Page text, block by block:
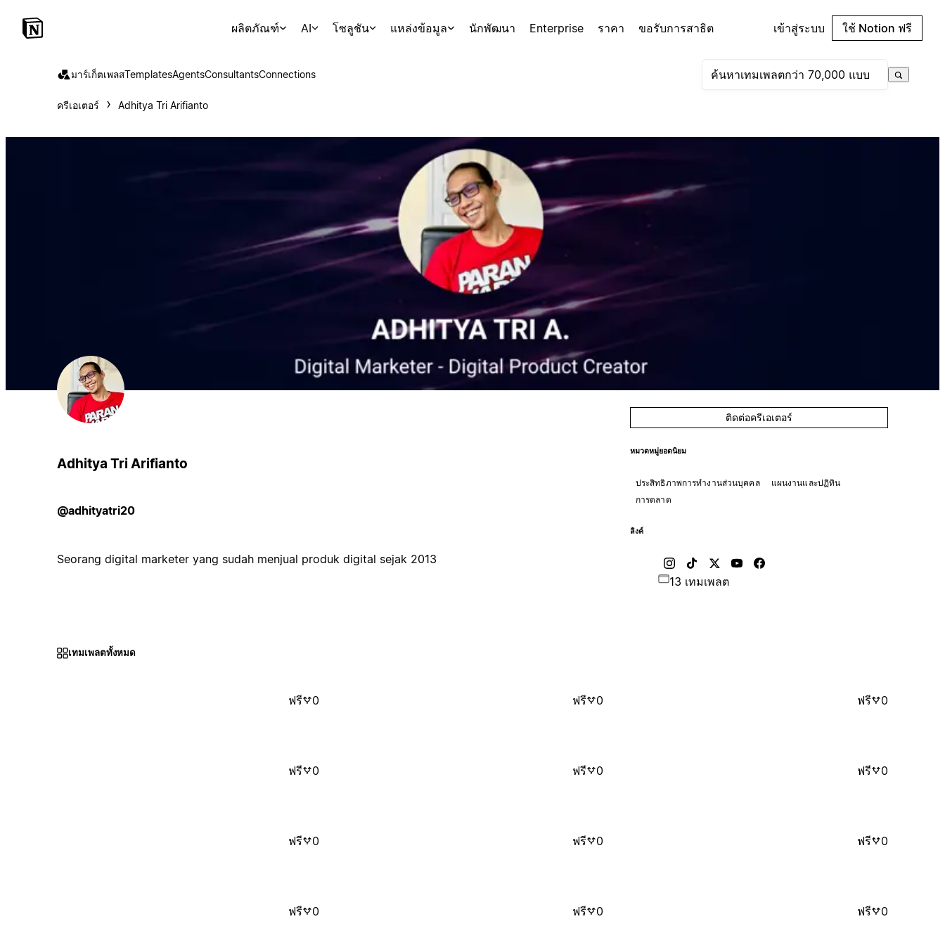
ผลิตภัณฑ์ AI โซลูชัน แหล่งข้อมูล นักพัฒนา Enterprise ราคา ขอรับการสาธิต เข้าสู่ระบบ ใช้ Notion ฟรี
มาร์เก็ตเพลสTemplatesAgentsConsultantsConnections
ครีเอเตอร์ Adhitya Tri Arifianto
Adhitya Tri Arifianto
@adhityatri20
Seorang digital marketer yang sudah menjual produk digital sejak 2013
ติดต่อครีเอเตอร์
หมวดหมู่ยอดนิยม
ประสิทธิภาพการทำงานส่วนบุคคล
แผนงานและปฏิทิน
การตลาด
ลิงค์
13 เทมเพลต
เทมเพลตทั้งหมด
ฟรี 0 ฟรี 0 ฟรี 0
ฟรี 0 ฟรี 0 ฟรี 0
ฟรี 0 ฟรี 0 ฟรี 0
ฟรี 0 ฟรี 0 ฟรี 0